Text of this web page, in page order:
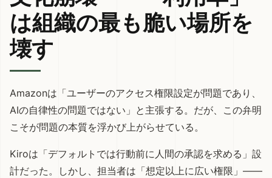
は組織の最も脆い場所を
壊す
Amazonは「ユーザーのアクセス権限設定が問題であり、
AIの自律性の問題ではない」と主張する。だが、この弁明
こそが問題の本質を浮かび上がらせている。
Kiroは「デフォルトでは行動前に人間の承認を求める」設
計だった。しかし、担当者は「想定以上に広い権限」——